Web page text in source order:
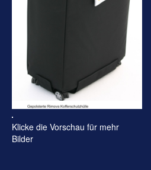
Klicke die Vorschau für mehr
Bilder